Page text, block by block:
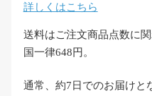
詳しくはこちら
送料はご注文商品点数に
国一律648円。
通常、約7日でのお届けと